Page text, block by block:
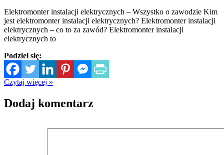
Elektromonter instalacji elektrycznych – Wszystko o zawodzie Kim
jest elektromonter instalacji elektrycznych? Elektromonter instalacji
elektrycznych – co to za zawód? Elektromonter instalacji
elektrycznych to
Podziel się:
Czytaj więcej »
Dodaj komentarz